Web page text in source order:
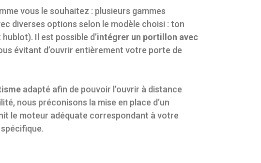
vous le souhaitez : plusieurs gammes
diverses options selon le modèle choisi : ton
Il est possible d’intégrer un portillon avec
évitant d’ouvrir entièrement votre porte de
adapté afin de pouvoir l’ouvrir à distance
nous préconisons la mise en place d’un
le moteur adéquate correspondant à votre